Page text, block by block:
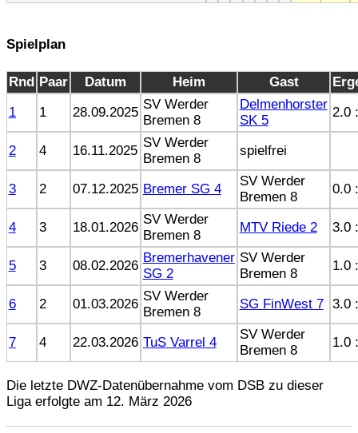
Spielplan
Rnd Paar Datum Heim Gast
1
1 28.09.2025
SV Werder
Bremen 8
Delmenhorster
SK 5
2.0
2 4 16.11.2025
SV Werder
Bremen 8
spielfrei
3 2 07.12.2025 Bremer SG 4
SV Werder
Bremen 8
0.0
4 3 18.01.2026
SV Werder
Bremen 8
MTV Riede 2 3.0
5 3 08.02.2026
Bremerhavener
SG 2
SV Werder
Bremen 8
1.0
6 2 01.03.2026
SV Werder
Bremen 8
SG FinWest 7 3.0
7 4 22.03.2026 TuS Varrel 4
SV Werder
Bremen 8
1.0
Die letzte DWZ-Datenübernahme vom DSB zu dieser
Liga erfolgte am 12. März 2026